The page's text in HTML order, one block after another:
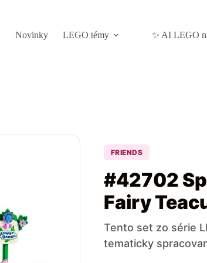
Novinky
LEGO témy ✨ AI LEGO
FRIENDS
#42702
Fairy
Tento set zo série
tematicky